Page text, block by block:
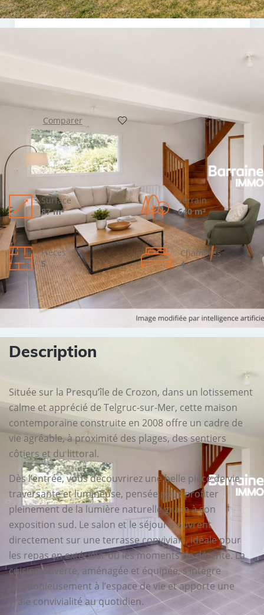
29160 Crozon
Comparer
Surface
87 m²
Terrain
640 m²
Pièces
5
Chambres
4
Description
Située sur la Presqu’île de Crozon, dans un lotissement
calme et apprécié de Telgruc-sur-Mer, cette maison
contemporaine construite en 2008 offre un cadre de
vie agréable, à proximité des plages, des sentiers
côtiers et du littoral.
Dès l’entrée, vous découvrirez une belle pièce de vie
traversante et lumineuse, pensée pour profiter
pleinement de la lumière naturelle grâce à son
exposition sud. Le salon et le séjour s’ouvrent
directement sur une terrasse conviviale, idéale pour
les repas en extérieur ou les moments de détente. La
cuisine ouverte, aménagée et équipée, s’intègre
harmonieusement à l’espace de vie et apporte une
vraie convivialité au quotidien.